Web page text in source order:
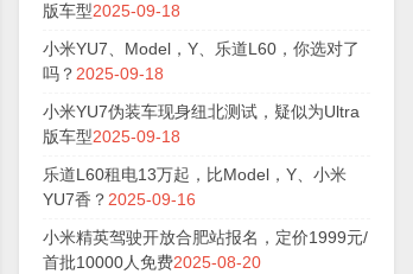
版车型2025-09-18
小米YU7、Model，Y、乐道L60，你选对了
吗？ 2025-09-18
小米YU7伪装车现身纽北测试，疑似为Ultra
版车型2025-09-18
乐道L60租电13万起，比Model，Y、小米
YU7香？ 2025-09-16
小米精英驾驶开放合肥站报名，定价1999元/
首批10000人免费2025-08-20